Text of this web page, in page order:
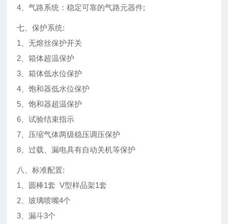
4、气路系统：稳定可靠的气路元器件;
七、保护系统:
1、无熔丝保护开关
2、箱体超温保护
3、箱体低水位保护
4、饱和器低水位保护
5、饱和器超温保护
6、试验结束指示
7、压缩气体两级稳压调压保护
8、过载、漏电具有自动关机等保护
八、标准配置:
1、圆棒1套 V型样品架1套
2、玻璃喷嘴4个
3、漏斗3个